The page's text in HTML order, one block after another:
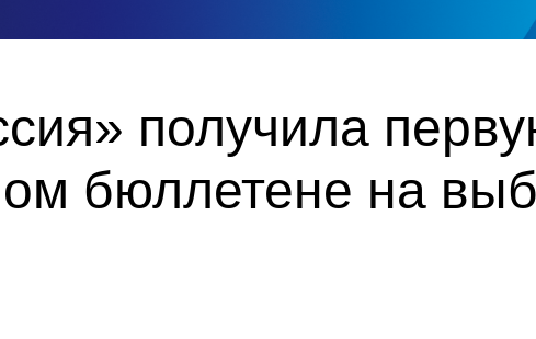
получила
бюллетене на